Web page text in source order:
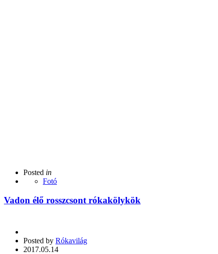
Posted in
Fotó
Vadon élő rosszcsont rókakölykök
Posted by Rókavilág
2017.05.14